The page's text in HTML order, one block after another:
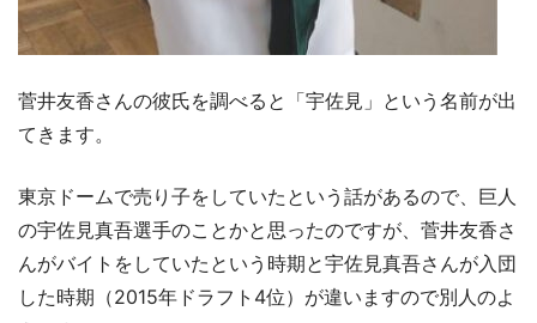
菅井友香さんの彼氏を調べると「宇佐見」という名前が出
てきます。
東京ドームで売り子をしていたという話があるので、巨人
の宇佐見真吾選手のことかと思ったのですが、菅井友香さ
んがバイトをしていたという時期と宇佐見真吾さんが入団
した時期（2015年ドラフト4位）が違いますので別人のよ